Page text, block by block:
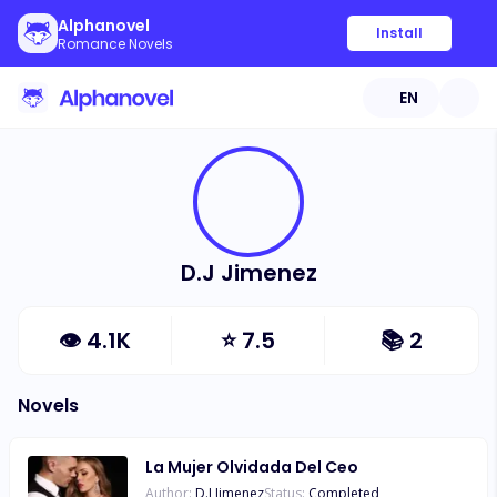
Alphanovel
Romance Novels
Install
EN
D.J Jimenez
👁 4.1K ⭐7.5 📚 2
Novels
La Mujer Olvidada Del Ceo
Author: D.J JimenezStatus: Completed